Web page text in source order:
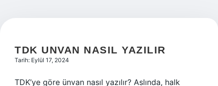
TDK UNVAN NASIL YAZILIR
Tarih: Eylül 17, 2024
TDK’ye göre ünvan nasıl yazılır? Aslında, halk